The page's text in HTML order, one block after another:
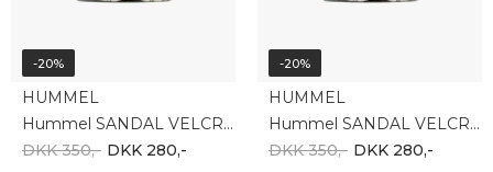
-20%
HUMMEL
Hummel SANDAL VELCRO INFANT 217944-7405
DKK 350,- DKK 280,-
-20%
HUMMEL
Hummel SANDAL VELCRO INFANT 217944-3220
DKK 350,- DKK 280,-